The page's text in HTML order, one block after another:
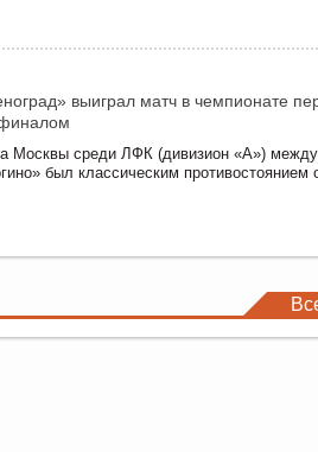
выиграл матч в чемпионате
Москвы среди ЛФК (дивизион «А»)
был классическим противостоянием